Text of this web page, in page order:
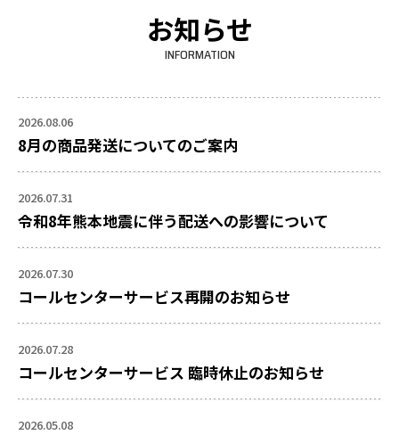
お知らせ
INFORMATION
2026.08.06
8月の商品発送についてのご案内
2026.07.31
令和8年熊本地震に伴う配送への影響について
2026.07.30
コールセンターサービス再開のお知らせ
2026.07.28
コールセンターサービス 臨時休止のお知らせ
2026.05.08